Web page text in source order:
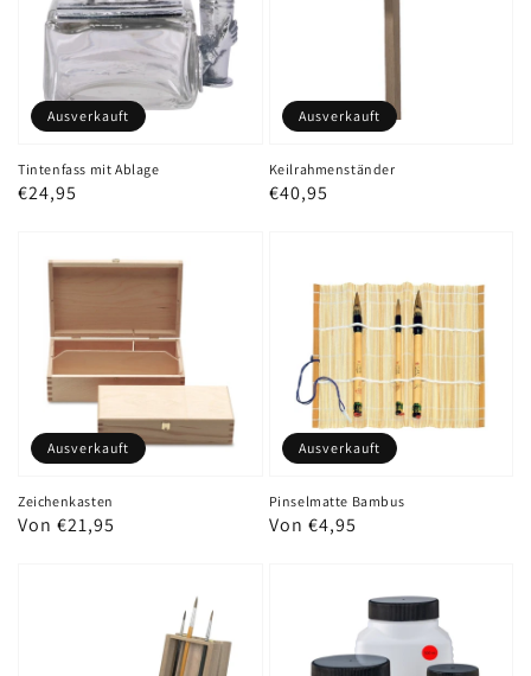
Tintenfass mit Ablage
Normaler
€24,95
Ausverkauft
Keilrahmenständer
Normaler
€40,95
Ausverkauft
Zeichenkasten
Normaler
Von €21,95
Ausverkauft
Pinselmatte Bambus
Normaler
Von €4,95
Ausverkauft